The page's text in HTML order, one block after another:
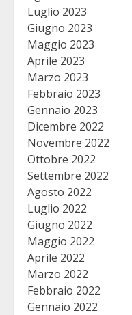
Luglio 2023
Giugno 2023
Maggio 2023
Aprile 2023
Marzo 2023
Febbraio 2023
Gennaio 2023
Dicembre 2022
Novembre 2022
Ottobre 2022
Settembre 2022
Agosto 2022
Luglio 2022
Giugno 2022
Maggio 2022
Aprile 2022
Marzo 2022
Febbraio 2022
Gennaio 2022